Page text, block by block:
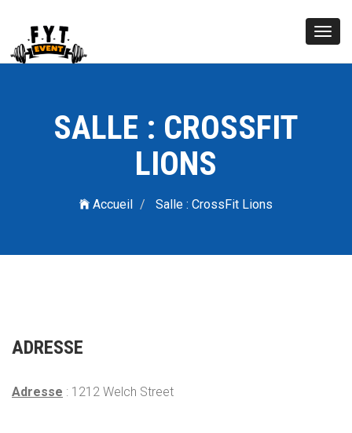
SALLE : CROSSFIT
LIONS
Accueil Salle : CrossFit Lions
ADRESSE
Adresse : 1212 Welch Street